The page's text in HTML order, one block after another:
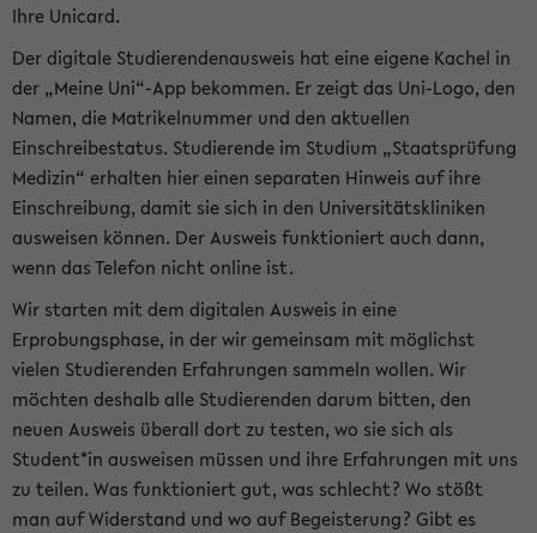
Ihre Unicard.
Der digitale Studierendenausweis hat eine eigene Kachel in
der „Meine Uni“-App bekommen. Er zeigt das Uni-Logo, den
Namen, die Matrikelnummer und den aktuellen
Einschreibestatus. Studierende im Studium „Staatsprüfung
Medizin“ erhalten hier einen separaten Hinweis auf ihre
Einschreibung, damit sie sich in den Universitätskliniken
ausweisen können. Der Ausweis funktioniert auch dann,
wenn das Telefon nicht online ist.
Wir starten mit dem digitalen Ausweis in eine
Erprobungsphase, in der wir gemeinsam mit möglichst
vielen Studierenden Erfahrungen sammeln wollen. Wir
möchten deshalb alle Studierenden darum bitten, den
neuen Ausweis überall dort zu testen, wo sie sich als
Student*in ausweisen müssen und ihre Erfahrungen mit uns
zu teilen. Was funktioniert gut, was schlecht? Wo stößt
man auf Widerstand und wo auf Begeisterung? Gibt es